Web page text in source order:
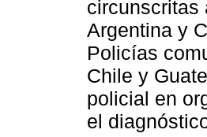
circunscritas
Argentina y
Policías
Chile y
policial en
el